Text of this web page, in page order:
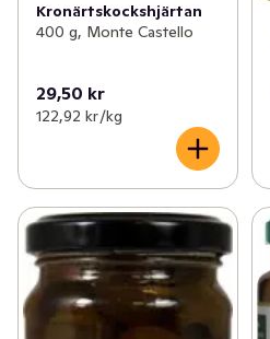
Kronärtskockshjärtan
400 g, Monte Castello
29,50 kr
122,92 kr /kg